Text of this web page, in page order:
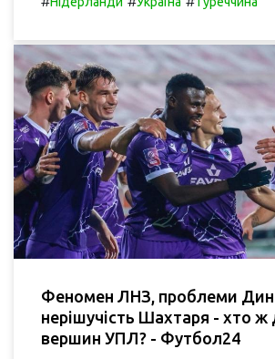
Феномен ЛНЗ, проблеми
нерішучість Шахтаря - хто ж
вершин УПЛ? - Футбол24